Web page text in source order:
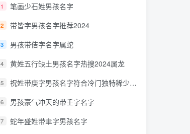
1 笔画少石姓男孩名字
2 带皆字男孩名字推荐2024
3 男孩带佶字名字属蛇
4 黄姓五行缺土男孩名字热搜2024属龙
5 祝姓带庚字男孩名字符合冷门独特稀少的龙年
6 男孩豪气冲天的带壬字名字
7 蛇年盛姓带聿字男孩名字